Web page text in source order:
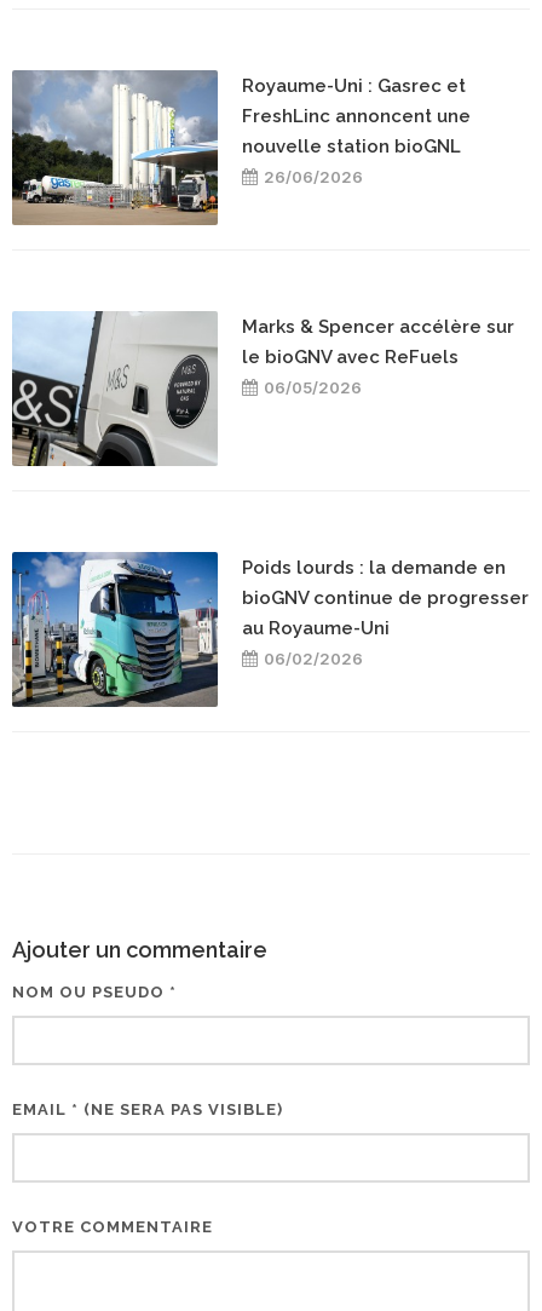
Royaume-Uni : Gasrec et
FreshLinc annoncent une
nouvelle station bioGNL
26/06/2026
Marks & Spencer accélère sur
le bioGNV avec ReFuels
06/05/2026
Poids lourds : la demande en
bioGNV continue de progresser
au Royaume-Uni
06/02/2026
Ajouter un commentaire
NOM OU PSEUDO *
EMAIL * (NE SERA PAS VISIBLE)
VOTRE COMMENTAIRE